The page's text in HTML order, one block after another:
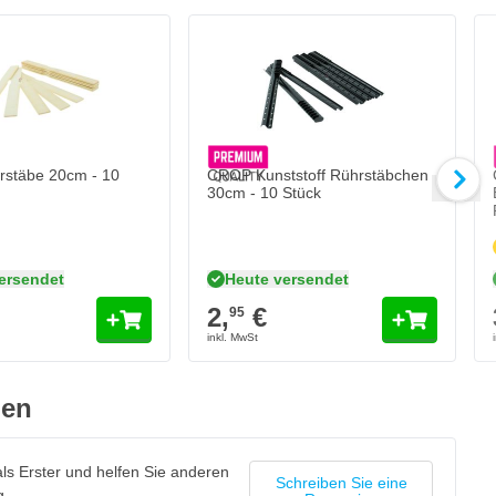
20cm - 10
CROP Kunststoff Rührstäbchen
30cm - 10 Stück
Heute versendet
2,95 €
Erster und helfen Sie anderen
Schreiben Sie eine